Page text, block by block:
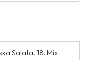
Salata, 18. Mix